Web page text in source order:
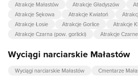
Atrakcje Małastów Atrakcje Gładyszów
Atrakcje Sękowa
Atrakcje Kwiatoń
Atrakcje Łosie
Atrakcje Gorlice
Atrakcje
Atrakcje Czarna (pow. gorlicki)
Atrakcje Czarne
Wyciągi narciarskie Małastów
Wyciągi narciarskie Małastów Cmentarze